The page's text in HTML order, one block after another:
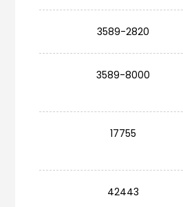
3589-2820
3589-8000
17755
42443